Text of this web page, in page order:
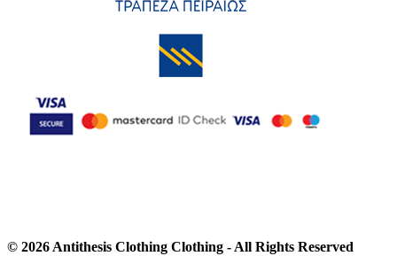
© 2026 Antithesis Clothing Clothing - All Rights Reserved